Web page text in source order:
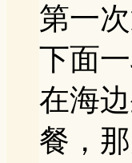
第一
下面
在海
餐，